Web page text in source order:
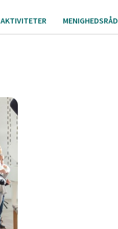
AKTIVITETER MENIGHEDSRÅD